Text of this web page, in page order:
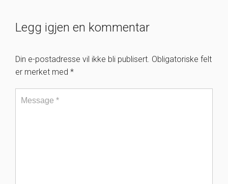
Legg igjen en kommentar
Din e-postadresse vil ikke bli publisert. Obligatoriske felt
er merket med *